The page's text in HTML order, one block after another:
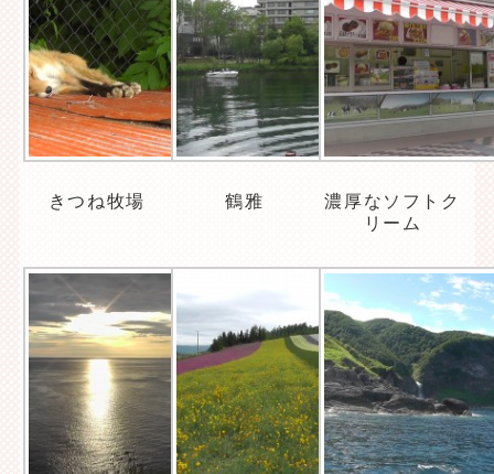
きつね牧場 鶴雅
濃厚なソフトク
リーム